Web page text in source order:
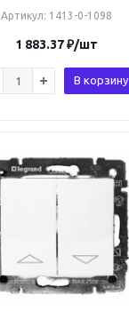
Артикул: 1413-0-1098
1 883.37₽/шт
В корзину